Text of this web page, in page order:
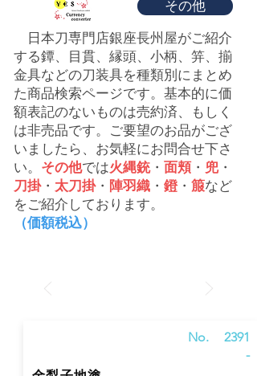
その他
​ 日本刀専門店銀座長州屋がご紹介
する鐔、目貫、縁頭、小柄、笄、揃
金具などの刀装具を種類別にまとめ
た商品検索ページです。基本的に価
額表記のないものは売約済、もしく
は非売品です。ご要望のお品がござ
いましたら、お気軽にお問合せ下さ
い。 その他では火縄銃・ 面頬・ 兜・
刀掛・ 太刀掛・ 陣羽織 ・ 鐙・ 箙など
をご紹介しております。
（価額税込）
No.
2391
-